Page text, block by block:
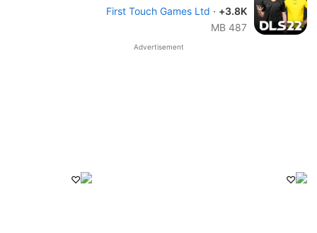
3.8K+
·
First Touch Games Ltd
487 MB
Advertisement